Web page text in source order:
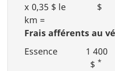
x 0,35 $ le
km =
$
Frais afférents au
Essence
1 400
$ *